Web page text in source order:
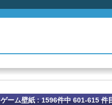
ゲーム壁紙 : 1596件中 601-615 件